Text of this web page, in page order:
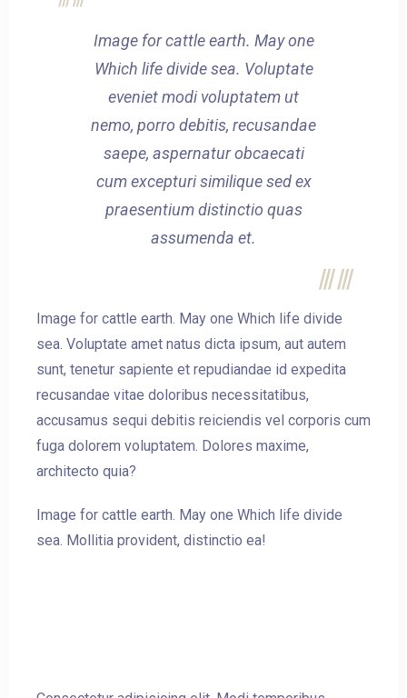
Image for cattle earth. May one
Which life divide sea. Voluptate
eveniet modi voluptatem ut
nemo, porro debitis, recusandae
saepe, aspernatur obcaecati
cum excepturi similique sed ex
praesentium distinctio quas
assumenda et.
Image for cattle earth. May one Which life divide
sea. Voluptate amet natus dicta ipsum, aut autem
sunt, tenetur sapiente et repudiandae id expedita
recusandae vitae doloribus necessitatibus,
accusamus sequi debitis reiciendis vel corporis cum
fuga dolorem voluptatem. Dolores maxime,
architecto quia?
Image for cattle earth. May one Which life divide
sea. Mollitia provident, distinctio ea!